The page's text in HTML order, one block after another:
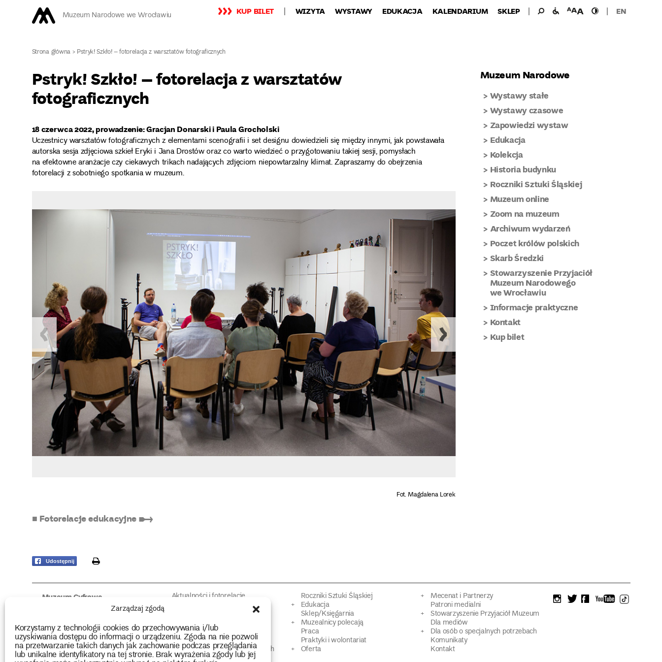
Zarządzaj zgodą
Korzystamy z technologii cookies do przechowywania i/lub
uzyskiwania dostępu do informacji o urządzeniu. Zgoda na nie pozwoli
na przetwarzanie takich danych jak zachowanie podczas przeglądania
lub unikalne identyfikatory na tej stronie. Brak wyrażenia zgody lub jej
Muzeum Narodowe we Wrocławiu KUP BILET WIZYTA WYSTAWY EDUKACJA KALENDARIUM SKLEP Wyszukaj
Wyszukiwanie
dla:
udogodnieniawielkość
czcionki
wysoki
kontrast
EN
Strona główna>Pstryk! Szkło! – fotorelacja z warsztatów fotograficznych
Pstryk! Szkło! – fotorelacja z warsztatów
fotograficznych
18 czerwca 2022, prowadzenie: Gracjan Donarski i Paula Grocholski
Uczestnicy warsztatów fotograficznych z elementami scenografii i set designu dowiedzieli się między innymi, jak powstawała
autorska sesja zdjęciowa szkieł Eryki i Jana Drostów oraz co warto wiedzieć o przygotowaniu takiej sesji, pomysłach
na efektowne aranżacje czy ciekawych trikach nadających zdjęciom niepowtarzalny klimat. Zapraszamy do obejrzenia
fotorelacji z sobotniego spotkania w muzeum.
Fot. Magdalena Lorek
■ Fotorelacje edukacyjne ➸
Udostępnij print
Muzeum Narodowe
Wystawy stałe
Wystawy czasowe
Zapowiedzi wystaw
Edukacja
Kolekcja
Historia budynku
Roczniki Sztuki Śląskiej
Muzeum online
Zoom na muzeum
Archiwum wydarzeń
Poczet królów polskich
Skarb Średzki
Stowarzyszenie Przyjaciół
Muzeum Narodowego
we Wrocławiu
Informacje praktyczne
Kontakt
Kup bilet
Muzeum Cyfrowe
Użyczenia obiektów
Biblioteka
Wydawnictwo
Multimedia
Aktualności i fotorelacje
Muzealne rozmowy
Kolekcja
Europejskie Dni Dziedzictwa
Programy badań strat wojennych
Roczniki Sztuki Śląskiej
Edukacja
Sklep/Księgarnia
Muzealnicy polecają
Praca
Praktyki i wolontariat
Oferta
Mecenat i Partnerzy
Patroni medialni
Stowarzyszenie Przyjaciół Muzeum
Dla mediów
Dla osób o specjalnych potrzebach
Komunikaty
Kontakt
instagram
twitterfacebookyoutube
tiktok